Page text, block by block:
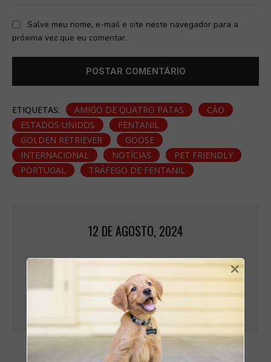
Salve meu nome, e-mail e site neste navegador para a
próxima vez que eu comentar.
ETIQUETAS: AMIGO DE QUATRO PATAS
CÃO
ESTADOS UNIDOS
FENTANIL
GOLDEN RETRIEVER
GOOSE
INTERNACIONAL
NOTÍCIAS
PET FRIENDLY
PORTUGAL
TRÁFEGO DE FENTANIL
12 DE AGOSTO, 2024
BIANCA FERREIRA ×